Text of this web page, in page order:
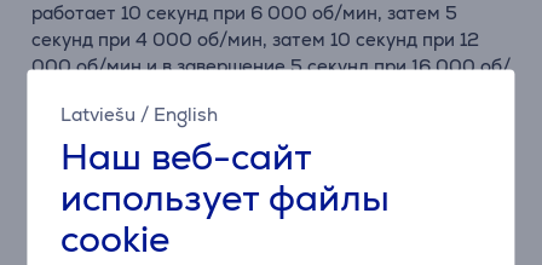
Latviešu / English
Наш веб-сайт
использует файлы
cookie
работает 10 секунд при 6 000 об/мин, затем 5
секунд при 4 000 об/мин, затем 10 секунд при 12
000 об/мин и в завершение 5 секунд при 16 000 об/
Смузи
Делает Вашу жизнь проще, автоматически
обеспечивая оптимальное время и скорость для
приготовления смузи. Мотор блендера
автоматически работает в течение 45 секунд на